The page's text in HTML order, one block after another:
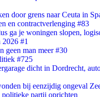
door grens naar Ceuta in
en contractverlenging #83
ga je woningen slopen,
2026 #1
geen man meer #30
#725
dicht in Dordrecht,
bij eenzijdig ongeval
partij oprichten